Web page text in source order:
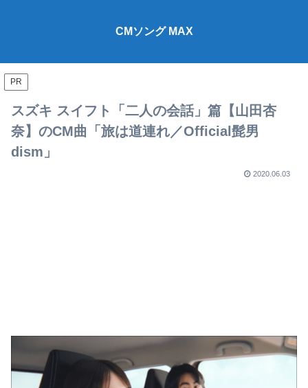
CMソング MAX
PR
スズキ スイフト「二人の会話」篇【山田杏
奈】のCM曲「旅は道連れ／Official髭男
dism」
2020.06.03